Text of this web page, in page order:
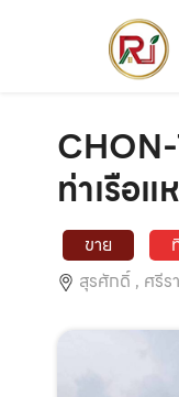
ท่าเรือ
ขาย
สุรศักดิ์ , ศรีร